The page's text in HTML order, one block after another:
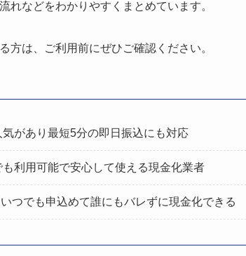
れなどをわかりやすくまとめています。
方は、ご利用前にぜひご確認ください。
があり最短5分の即日振込にも対応
利用可能で安心して使える現金化業者
つでも申込めて誰にもバレずに現金化できる